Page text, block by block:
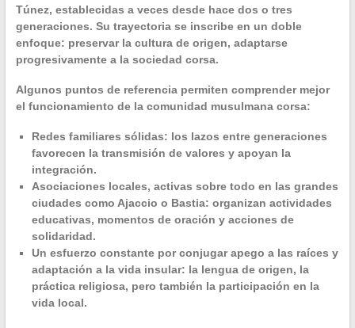
Túnez, establecidas a veces desde hace dos o tres
generaciones. Su trayectoria se inscribe en un doble
enfoque: preservar la cultura de origen, adaptarse
progresivamente a la sociedad corsa.
Algunos puntos de referencia permiten comprender mejor
el funcionamiento de la comunidad musulmana corsa:
Redes familiares sólidas: los lazos entre generaciones
favorecen la transmisión de valores y apoyan la
integración.
Asociaciones locales, activas sobre todo en las grandes
ciudades como Ajaccio o Bastia: organizan actividades
educativas, momentos de oración y acciones de
solidaridad.
Un esfuerzo constante por conjugar apego a las raíces y
adaptación a la vida insular: la lengua de origen, la
práctica religiosa, pero también la participación en la
vida local.